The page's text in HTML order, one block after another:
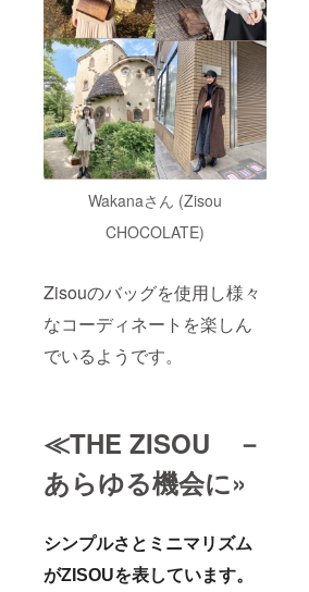
Wakanaさん (Zisou
CHOCOLATE)
Zisouのバッグを使用し様々
なコーディネートを楽しん
でいるようです。
≪THE ZISOU －
あらゆる機会に»
シンプルさとミニマリズム
がZISOUを表しています。